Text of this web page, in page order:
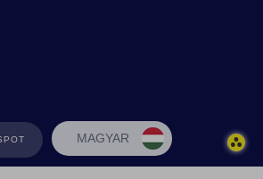
MAGYAR